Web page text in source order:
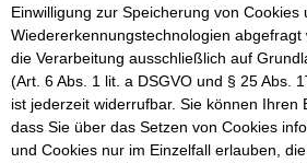
Einwilligung zur Speicherung von Cookies
Wiedererkennungstechnologien abgefragt
die Verarbeitung ausschließlich auf
(Art. 6 Abs. 1 lit. a DSGVO und § 25 Abs.
ist jederzeit widerrufbar. Sie können Ihren
dass Sie über das Setzen von Cookies
und Cookies nur im Einzelfall erlauben,